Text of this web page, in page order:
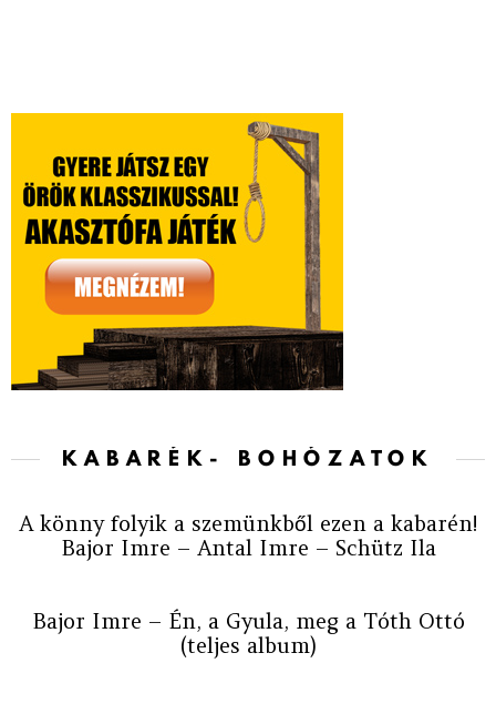
KABARÉK- BOHÓZATOK
A könny folyik a szemünkből ezen a kabarén!
Bajor Imre – Antal Imre – Schütz Ila
Bajor Imre – Én, a Gyula, meg a Tóth Ottó
(teljes album)